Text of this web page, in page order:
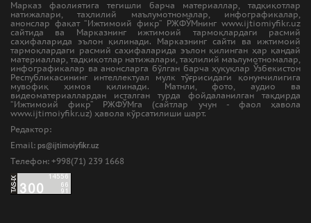
Марказ фаолиятига тегишли барча материаллар, тадқиқотлар
натижалари, таҳлилий маълумотномалар, инфографикалар,
анонслар фақат “Ижтимоий фикр” РЖФЎМнинг www.ijtiomiyfikr.uz
сайтида ва Марказнинг ижтимоий тармоқлардаги расмий
саҳифаларида эълон қилинади. Марказнинг сайти ва ижтимоий
тармоқлардаги расмий саҳифаларида эълон қилинган ҳар қандай
материаллар, тадқиқотлар натижалари, таҳлилий маълумотномалар,
инфографикалар ва анонсларга бўлган барча ҳуқуқлар Ўзбекистон
Республикасининг интеллектуал мулк тўғрисидаги қонунчилигига
мувофиқ ҳимоя қилинади. Матнли, фото, аудио ва
видеоматериаллардан исталган турда фойдаланилган тақдирда
“Ижтимоий фикр” РЖФЎМга (сайтлар учун - фаол ҳавола
www.ijtimoiyfikr.uz) ҳавола кўрсатилиши шарт.
Редактор:
Email: ps@ijtimoiyfikr.uz
Tелефон: +998(71) 239 1668